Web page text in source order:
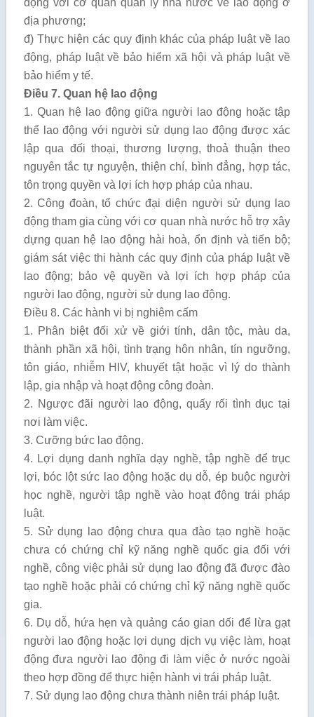
động với cơ quan quản lý nhà nước về lao động ở
địa phương;
đ) Thực hiện các quy định khác của pháp luật về lao
động, pháp luật về bảo hiểm xã hội và pháp luật về
bảo hiểm y tế.
Điều 7. Quan hệ lao động
1. Quan hệ lao động giữa người lao động hoặc tập
thể lao động với người sử dụng lao động được xác
lập qua đối thoại, thương lượng, thoả thuận theo
nguyên tắc tự nguyện, thiện chí, bình đẳng, hợp tác,
tôn trọng quyền và lợi ích hợp pháp của nhau.
2. Công đoàn, tổ chức đại diện người sử dụng lao
động tham gia cùng với cơ quan nhà nước hỗ trợ xây
dựng quan hệ lao động hài hoà, ổn định và tiến bộ;
giám sát việc thi hành các quy định của pháp luật về
lao động; bảo vệ quyền và lợi ích hợp pháp của
người lao động, người sử dụng lao động.
Điều 8. Các hành vi bị nghiêm cấm
1. Phân biệt đối xử về giới tính, dân tộc, màu da,
thành phần xã hội, tình trạng hôn nhân, tín ngưỡng,
tôn giáo, nhiễm HIV, khuyết tật hoặc vì lý do thành
lập, gia nhập và hoạt động công đoàn.
2. Ngược đãi người lao động, quấy rối tình dục tại
nơi làm việc.
3. Cưỡng bức lao động.
4. Lợi dụng danh nghĩa dạy nghề, tập nghề để trục
lợi, bóc lột sức lao động hoặc dụ dỗ, ép buộc người
học nghề, người tập nghề vào hoạt động trái pháp
luật.
5. Sử dụng lao động chưa qua đào tạo nghề hoặc
chưa có chứng chỉ kỹ năng nghề quốc gia đối với
nghề, công việc phải sử dụng lao động đã được đào
tạo nghề hoặc phải có chứng chỉ kỹ năng nghề quốc
gia.
6. Dụ dỗ, hứa hẹn và quảng cáo gian dối để lừa gạt
người lao động hoặc lợi dụng dịch vụ việc làm, hoạt
động đưa người lao động đi làm việc ở nước ngoài
theo hợp đồng để thực hiện hành vi trái pháp luật.
7. Sử dụng lao động chưa thành niên trái pháp luật.